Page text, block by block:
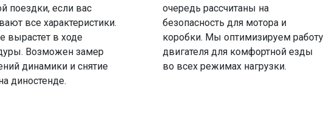
поездки, если вас
все характеристики.
вырастет в ходе
Возможен замер
динамики и снятие
диностенде.
очередь рассчитаны на
безопасность для мотора и
коробки. Мы оптимизируем работу
двигателя для комфортной езды
во всех режимах нагрузки.